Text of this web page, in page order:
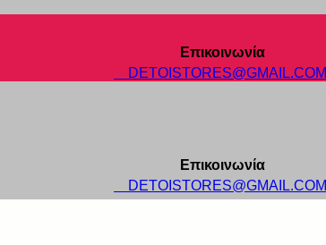
Επικοινωνία
DETOISTORES@GMAIL.COM
Επικοινωνία
DETOISTORES@GMAIL.COM